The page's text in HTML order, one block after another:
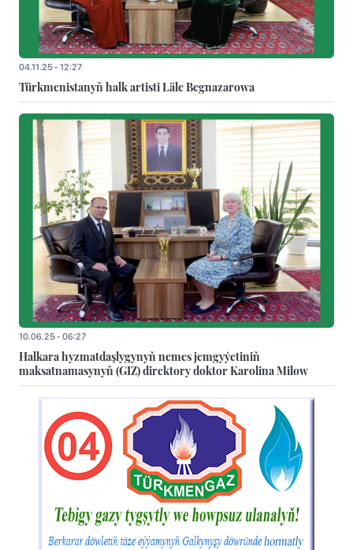
04.11.25 - 12:27
Türkmenistanyň halk artisti Läle Begnazarowa
10.06.25 - 06:27
Halkara hyzmatdaşlygynyň nemes jemgyýetiniň
maksatnamasynyň (GIZ) direktory doktor Karolina Milow